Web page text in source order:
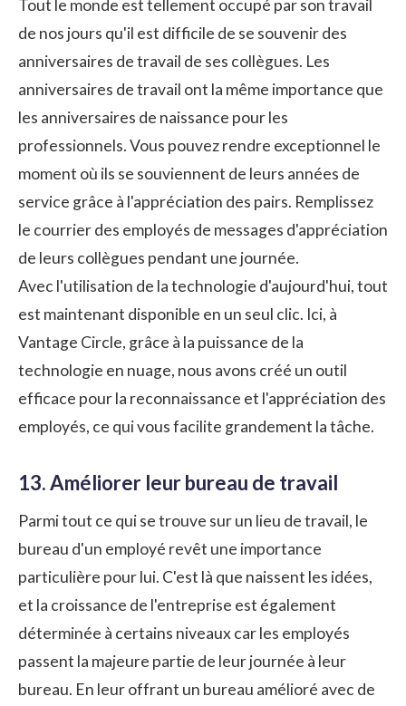
Tout le monde est tellement occupé par son travail
de nos jours qu'il est difficile de se souvenir des
anniversaires de travail de ses collègues. Les
anniversaires de travail ont la même importance que
les anniversaires de naissance pour les
professionnels. Vous pouvez rendre exceptionnel le
moment où ils se souviennent de leurs années de
service grâce à l'appréciation des pairs. Remplissez
le courrier des employés de messages d'appréciation
de leurs collègues pendant une journée.
Avec l'utilisation de la technologie d'aujourd'hui, tout
est maintenant disponible en un seul clic. Ici, à
Vantage Circle, grâce à la puissance de la
technologie en nuage, nous avons créé un outil
efficace pour la reconnaissance et l'appréciation des
employés, ce qui vous facilite grandement la tâche.
13. Améliorer leur bureau de travail
Parmi tout ce qui se trouve sur un lieu de travail, le
bureau d'un employé revêt une importance
particulière pour lui. C'est là que naissent les idées,
et la croissance de l'entreprise est également
déterminée à certains niveaux car les employés
passent la majeure partie de leur journée à leur
bureau. En leur offrant un bureau amélioré avec de